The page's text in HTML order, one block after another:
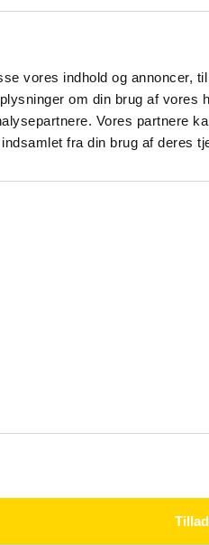
vores indhold og annoncer,
om din brug af vores
Vores partnere
fra din brug af deres